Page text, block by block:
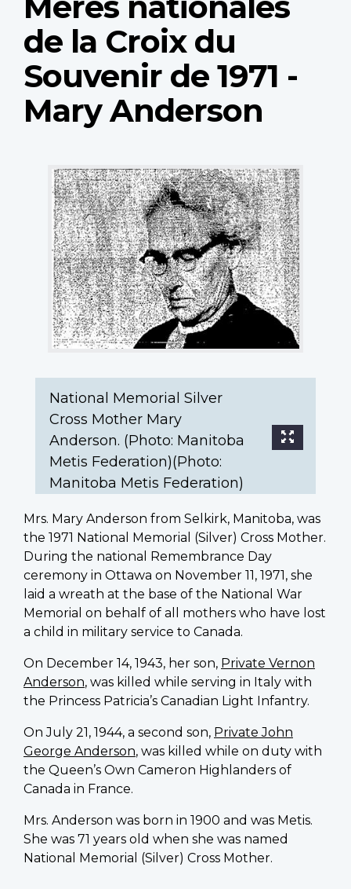
de la Croix du
Souvenir de 1971 -
Mary Anderson
Memorial
Silver
Cross
Mother
Mary
Anderson.
(Photo:
Manitoba
Metis
Federation)
Manitoba
Metis
Federation)
National Memorial Silver
Cross Mother Mary
Anderson. (Photo: Manitoba
Metis Federation)(Photo:
Manitoba Metis Federation)
Mrs. Mary Anderson from Selkirk, Manitoba, was
the 1971 National Memorial (Silver) Cross Mother.
During the national Remembrance Day
ceremony in Ottawa on November 11, 1971, she
laid a wreath at the base of the National War
Memorial on behalf of all mothers who have lost
a child in military service to Canada.
On December 14, 1943, her son, Private Vernon
Anderson, was killed while serving in Italy with
the Princess Patricia’s Canadian Light Infantry.
On July 21, 1944, a second son, Private John
George Anderson, was killed while on duty with
the Queen’s Own Cameron Highlanders of
Canada in France.
Mrs. Anderson was born in 1900 and was Metis.
She was 71 years old when she was named
National Memorial (Silver) Cross Mother.